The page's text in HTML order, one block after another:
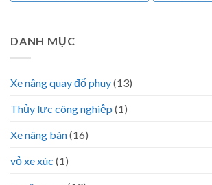
DANH MỤC
Xe nâng quay đổ phuy(13)
Thủy lực công nghiệp (1)
Xe nâng bàn(16)
vỏ xe xúc (1)